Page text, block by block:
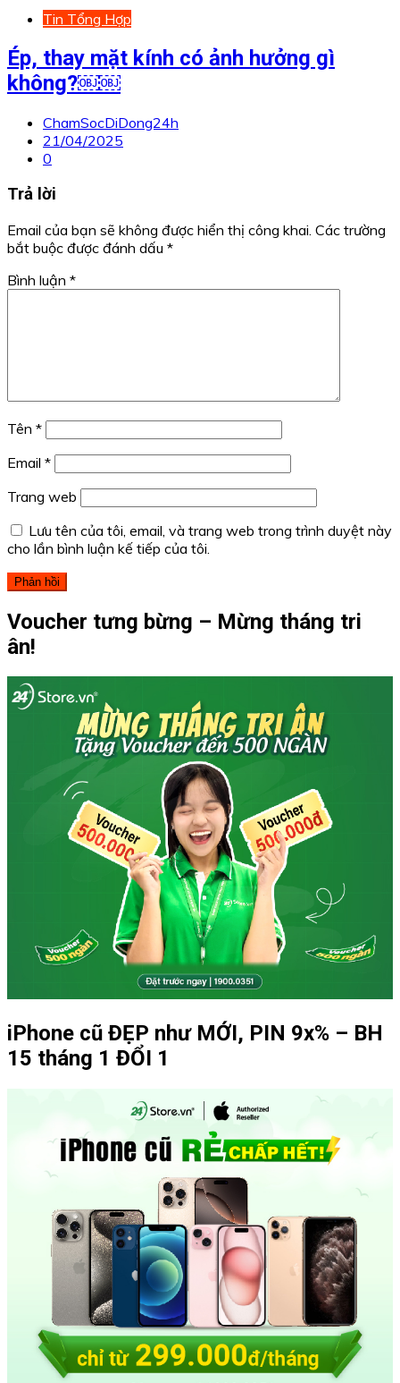
Tin Tổng Hợp
Ép, thay mặt kính có ảnh hưởng gì
không?￼￼
ChamSocDiDong24h
21/04/2025
0
Trả lời
Email của bạn sẽ không được hiển thị công khai. Các trường
bắt buộc được đánh dấu *
Bình luận *
Tên *
Email *
Trang web
Lưu tên của tôi, email, và trang web trong trình duyệt này
cho lần bình luận kế tiếp của tôi.
Voucher tưng bừng – Mừng tháng tri
ân!
iPhone cũ ĐẸP như MỚI, PIN 9x% – BH
15 tháng 1 ĐỔI 1